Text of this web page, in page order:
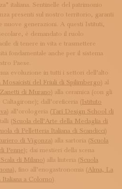
italiana. Sentinelle del patrimonio
presenti sul nostro territorio, garanti
nuove generazioni. A questi Istituti,
è demandato il ruolo
di tenere in vita e trasmettere
fondamentale anche per il sistema
Paese.
evoluzione in tutti i settori dell’alto
Mosaicisti del Friuli di Spilimbergo) al
di Murano) alla ceramica (con gli
dall’oreficeria (Istituto
) all’orologeria (Tarì Design School di
(Scuola dell’Arte della Medaglia di
di Pelletteria Italiana di Scandicci)
di Vigonza) alla sartoria (Scuola
Penne); dai mestieri della scena
di Milano) alla liuteria (Scuola
), fino all’enogastronomia (Alma, La
Italiana a Colorno).